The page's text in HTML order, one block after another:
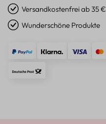
Versandkostenfrei ab 35 €
Wunderschöne Produkte